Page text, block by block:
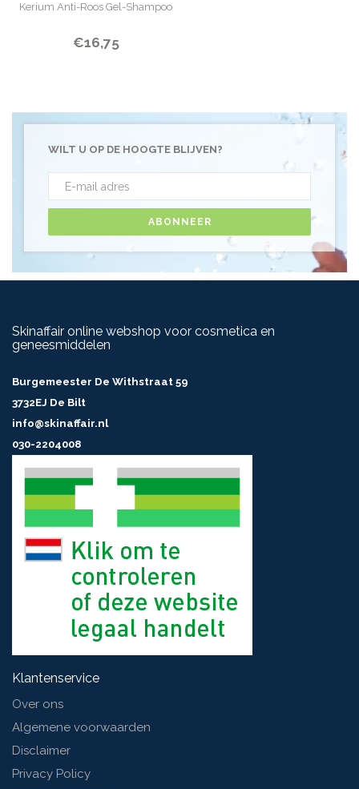
Kerium Anti-Roos Gel-Shampoo
€16,75
WILT U OP DE HOOGTE BLIJVEN?
ABONNEER
Skinaffair online webshop voor cosmetica en
geneesmiddelen
Burgemeester De Withstraat 59
3732EJ De Bilt
info@skinaffair.nl
030-2204008
Klantenservice
Over ons
Algemene voorwaarden
Disclaimer
Privacy Policy